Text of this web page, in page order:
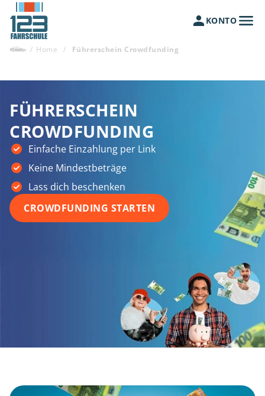
KONTO
/ Home / Führerschein Crowdfunding
FÜHRERSCHEIN
CROWDFUNDING
Einfache Einzahlung per Link
Keine Mindestbeträge
Lass dich beschenken
CROWDFUNDING STARTEN